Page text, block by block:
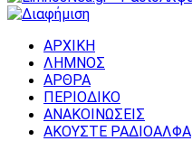
ΑΡΧΙΚΗ
ΛΗΜΝΟΣ
ΑΡΘΡΑ
ΠΕΡΙΟΔΙΚΟ
ΑΝΑΚΟΙΝΩΣΕΙΣ
ΑΚΟΥΣΤΕ ΡΑΔΙΟΑΛΦΑ